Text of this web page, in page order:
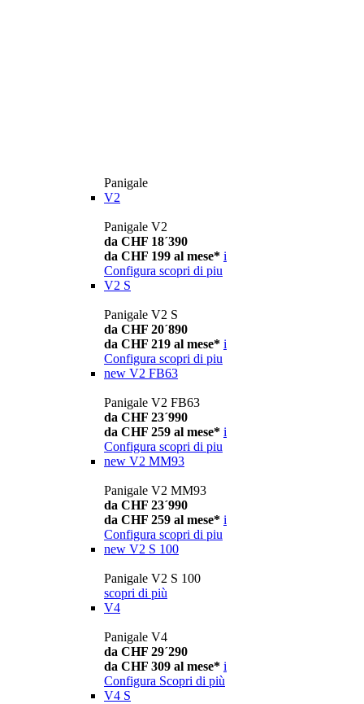
Panigale
V2
Panigale V2
da CHF 18´390
da CHF 199 al mese* i
Configura scopri di piu
V2 S
Panigale V2 S
da CHF 20´890
da CHF 219 al mese* i
Configura scopri di piu
new V2 FB63
Panigale V2 FB63
da CHF 23´990
da CHF 259 al mese* i
Configura scopri di piu
new V2 MM93
Panigale V2 MM93
da CHF 23´990
da CHF 259 al mese* i
Configura scopri di piu
new V2 S 100
Panigale V2 S 100
scopri di più
V4
Panigale V4
da CHF 29´290
da CHF 309 al mese* i
Configura Scopri di più
V4 S